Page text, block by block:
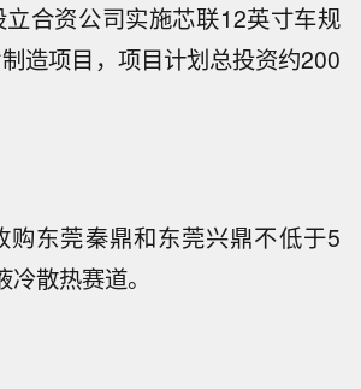
合资公司实施芯联12英寸车规
造项目，项目计划总投资约200
购东莞秦鼎和东莞兴鼎不低于5
散热赛道。